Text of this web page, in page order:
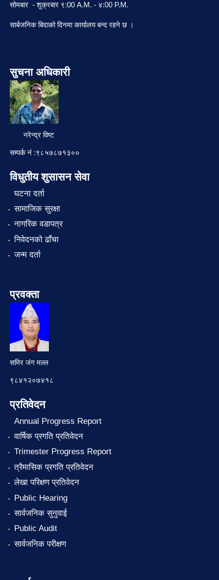
सोमबार - शुक्रबार ९:00 A.M. - ४:00 P.M.
सार्बजनिक बिदाको दिनमा कार्यालय बन्द रहने छ ।
सुचना अधिकारी
नरेन्द्र विष्ट
सम्पर्क नं :९८५७८७१३००
विधुतीय शुसासन सेवा
घटना दर्ता
सामाजिक सुरक्षा
नागरिक वडापत्र
निवेदनको ढाँचा
जन्म दर्ता
प्रवक्ता
समिर जंग मल्ल
९८४१२०७४१८
प्रतिवेदन
Annual Progress Report
वार्षिक प्रगति प्रतिवेदन
Trimester Progress Report
त्रैमासिक प्रगति प्रतिवेदन
लेखा परिक्षण प्रतिवेदन
Public Hearing
सार्वजनिक सुनुवाई
Public Audit
सार्वजनिक परीक्षण